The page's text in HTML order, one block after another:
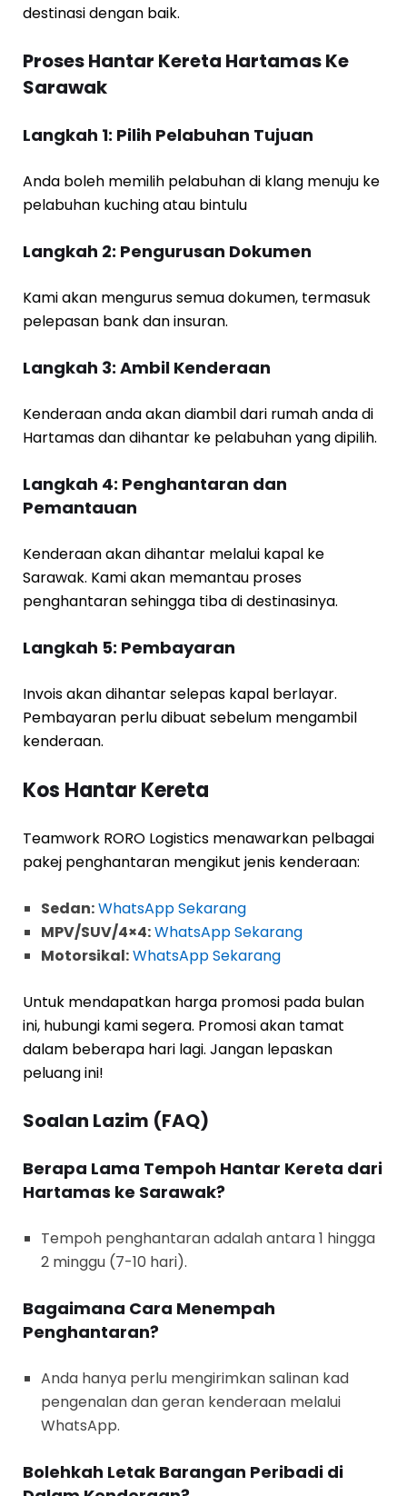
destinasi dengan baik.
Proses Hantar Kereta Hartamas Ke
Sarawak
Langkah 1: Pilih Pelabuhan Tujuan
Anda boleh memilih pelabuhan di klang menuju ke
pelabuhan kuching atau bintulu
Langkah 2: Pengurusan Dokumen
Kami akan mengurus semua dokumen, termasuk
pelepasan bank dan insuran.
Langkah 3: Ambil Kenderaan
Kenderaan anda akan diambil dari rumah anda di
Hartamas dan dihantar ke pelabuhan yang dipilih.
Langkah 4: Penghantaran dan
Pemantauan
Kenderaan akan dihantar melalui kapal ke
Sarawak. Kami akan memantau proses
penghantaran sehingga tiba di destinasinya.
Langkah 5: Pembayaran
Invois akan dihantar selepas kapal berlayar.
Pembayaran perlu dibuat sebelum mengambil
kenderaan.
Kos Hantar Kereta
Teamwork RORO Logistics menawarkan pelbagai
pakej penghantaran mengikut jenis kenderaan:
Sedan:WhatsApp Sekarang
MPV/SUV/4×4:WhatsApp Sekarang
Motorsikal:WhatsApp Sekarang
Untuk mendapatkan harga promosi pada bulan
ini, hubungi kami segera. Promosi akan tamat
dalam beberapa hari lagi. Jangan lepaskan
peluang ini!
Soalan Lazim (FAQ)
Berapa Lama Tempoh Hantar Kereta dari
Hartamas ke Sarawak?
Tempoh penghantaran adalah antara 1 hingga
2 minggu (7-10 hari).
Bagaimana Cara Menempah
Penghantaran?
Anda hanya perlu mengirimkan salinan kad
pengenalan dan geran kenderaan melalui
WhatsApp.
Bolehkah Letak Barangan Peribadi di